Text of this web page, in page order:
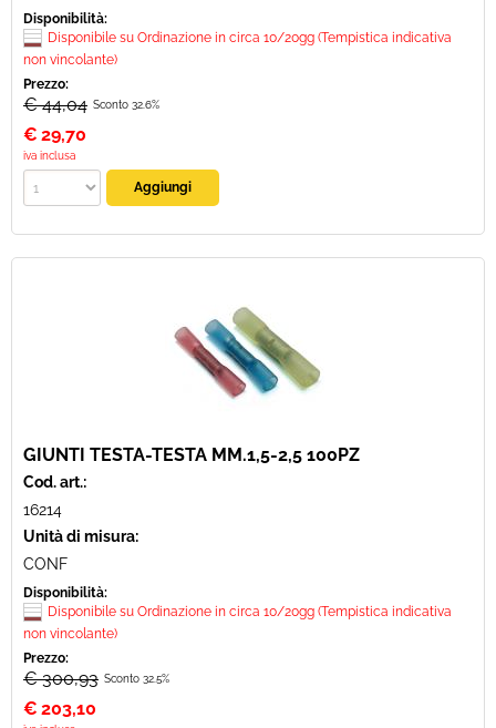
Disponibilità:
Disponibile su Ordinazione in circa 10/20gg (Tempistica indicativa
non vincolante)
Prezzo:
€ 44,04 Sconto 32.6%
€ 29,70
iva inclusa
GIUNTI TESTA-TESTA MM.1,5-2,5 100PZ
Cod. art.:
16214
Unità di misura:
CONF
Disponibilità:
Disponibile su Ordinazione in circa 10/20gg (Tempistica indicativa
non vincolante)
Prezzo:
€ 300,93 Sconto 32.5%
€ 203,10